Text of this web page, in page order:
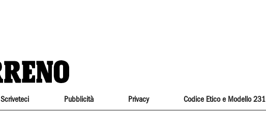
Scriveteci Pubblicità Privacy Codice Etico e Modello 231